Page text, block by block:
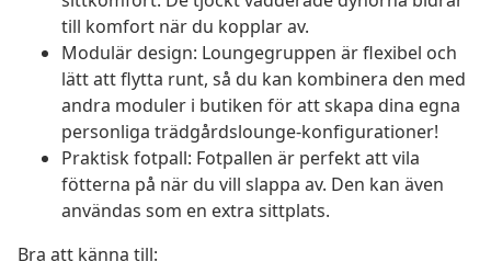
till komfort när du kopplar av.
Modulär design: Loungegruppen är flexibel och
lätt att flytta runt, så du kan kombinera den med
andra moduler i butiken för att skapa dina egna
personliga trädgårdslounge-konfigurationer!
Praktisk fotpall: Fotpallen är perfekt att vila
fötterna på när du vill slappa av. Den kan även
användas som en extra sittplats.
Bra att känna till: